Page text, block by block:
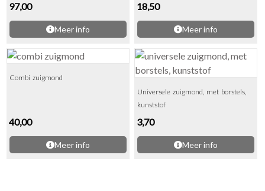
97,00
Meer info
18,50
Meer info
Combi zuigmond
40,00
Meer info
Universele zuigmond, met borstels,
kunststof
3,70
Meer info